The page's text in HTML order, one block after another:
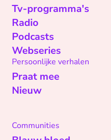
Tv-programma's
Radio
Podcasts
Webseries
Persoonlijke verhalen
Praat mee
Nieuw
Communities